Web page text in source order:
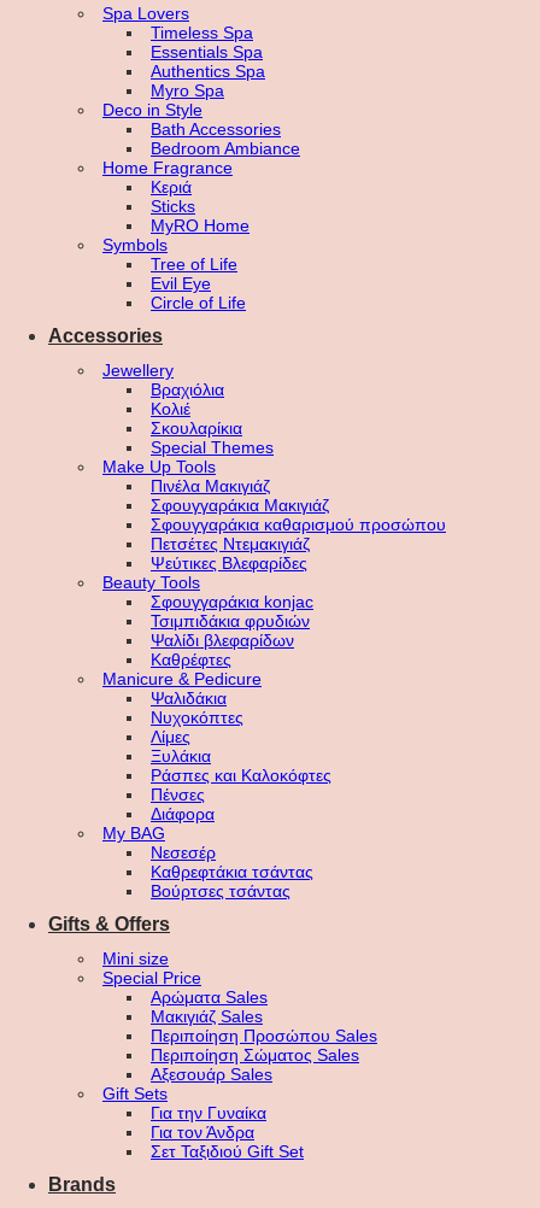
Spa Lovers
Timeless Spa
Essentials Spa
Authentics Spa
Myro Spa
Deco in Style
Bath Accessories
Bedroom Ambiance
Home Fragrance
Κεριά
Sticks
MyRO Home
Symbols
Tree of Life
Evil Eye
Circle of Life
Accessories
Jewellery
Βραχιόλια
Κολιέ
Σκουλαρίκια
Special Themes
Make Up Tools
Πινέλα Μακιγιάζ
Σφουγγαράκια Μακιγιάζ
Σφουγγαράκια καθαρισμού προσώπου
Πετσέτες Ντεμακιγιάζ
Ψεύτικες Βλεφαρίδες
Beauty Tools
Σφουγγαράκια konjac
Τσιμπιδάκια φρυδιών
Ψαλίδι βλεφαρίδων
Καθρέφτες
Manicure & Pedicure
Ψαλιδάκια
Νυχοκόπτες
Λίμες
Ξυλάκια
Ράσπες και Καλοκόφτες
Πένσες
Διάφορα
My BAG
Νεσεσέρ
Καθρεφτάκια τσάντας
Βούρτσες τσάντας
Gifts & Offers
Mini size
Special Price
Αρώματα Sales
Μακιγιάζ Sales
Περιποίηση Προσώπου Sales
Περιποίηση Σώματος Sales
Αξεσουάρ Sales
Gift Sets
Για την Γυναίκα
Για τον Άνδρα
Σετ Ταξιδιού Gift Set
Brands